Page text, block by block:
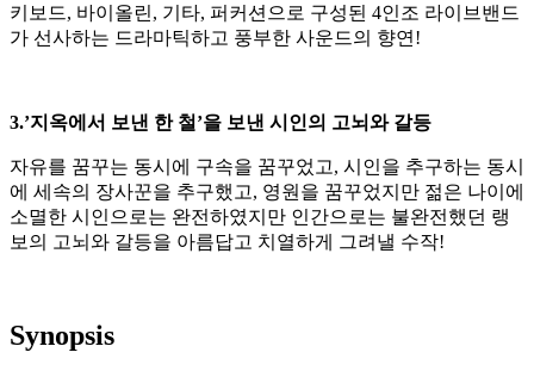
키보드, 바이올린, 기타, 퍼커션으로 구성된 4인조 라이브밴드
가 선사하는 드라마틱하고 풍부한 사운드의 향연!
3.’지옥에서 보낸 한 철’을 보낸 시인의 고뇌와 갈등
자유를 꿈꾸는 동시에 구속을 꿈꾸었고, 시인을 추구하는 동시
에 세속의 장사꾼을 추구했고, 영원을 꿈꾸었지만 젊은 나이에
소멸한 시인으로는 완전하였지만 인간으로는 불완전했던 랭
보의 고뇌와 갈등을 아름답고 치열하게 그려낼 수작!
Synopsis